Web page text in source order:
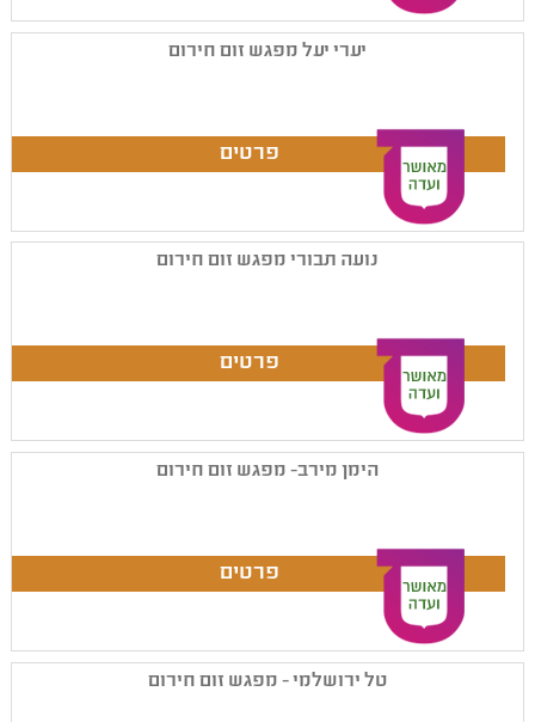
יערי יעל מפגש זום חירום
נועה תבורי מפגש זום חירום
הימן מירב- מפגש זום חירום
טל ירושלמי - מפגש זום חירום